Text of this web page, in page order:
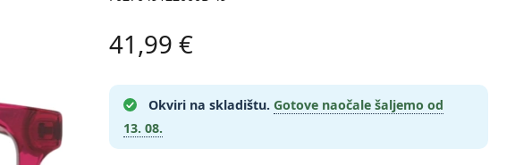
41,99 €
Okviri na skladištu. Gotove naočale šaljemo od
13. 08.